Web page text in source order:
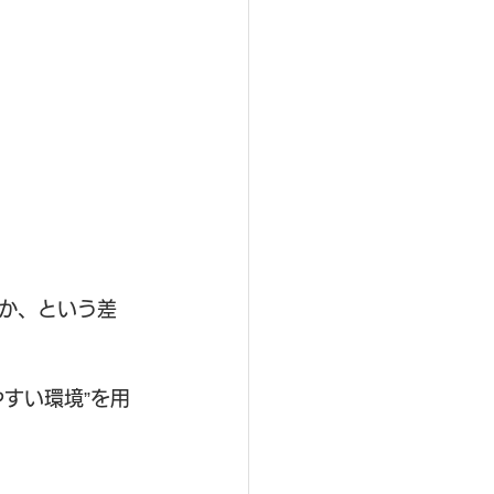
、という差
い環境”を用